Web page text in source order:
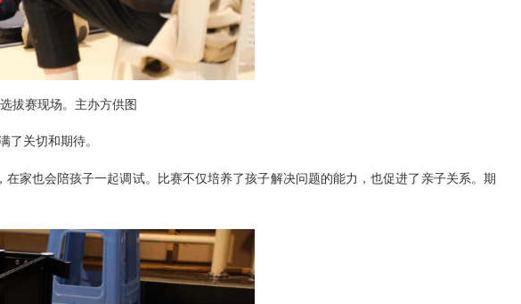
拔赛现场。主办方供图
关切和期待。
也会陪孩子一起调试。比赛不仅培养了孩子解决问题的能力，也促进了亲子关系。期